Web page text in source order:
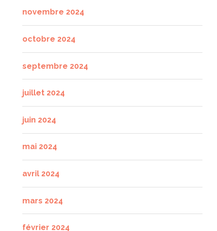
novembre 2024
octobre 2024
septembre 2024
juillet 2024
juin 2024
mai 2024
avril 2024
mars 2024
février 2024